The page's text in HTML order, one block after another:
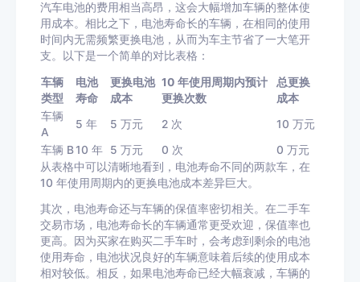
汽车电池的费用相当高昂，这会大幅增加车辆的整体使
用成本。相比之下，电池寿命长的车辆，在相同的使用
时间内无需频繁更换电池，从而为车主节省了一大笔开
支。以下是一个简单的对比表格：
车辆
类型
电池
寿命
更换电池
成本
10 年使用周期内预计
更换次数
总更换
成本
车辆
A
5 年 5 万元 2 次
10 万元
车辆 B10 年 5 万元 0 次
0 万元
从表格中可以清晰地看到，电池寿命不同的两款车，在
10 年使用周期内的更换电池成本差异巨大。
其次，电池寿命还与车辆的保值率密切相关。在二手车
交易市场，电池寿命长的车辆通常更受欢迎，保值率也
更高。因为买家在购买二手车时，会考虑到剩余的电池
使用寿命，电池状况良好的车辆意味着后续的使用成本
相对较低。相反，如果电池寿命已经大幅衰减，车辆的